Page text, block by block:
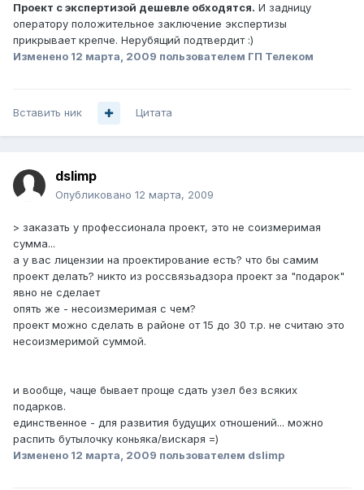
Проект с экспертизой дешевле обходятся. И задницу
оператору положительное заключение экспертизы
прикрывает крепче. Нерубящий подтвердит :)
Изменено 12 марта, 2009 пользователем ГП Телеком
Вставить ник Цитата
dslimp
Опубликовано 12 марта, 2009
> заказать у профессионала проект, это не соизмеримая
сумма...
а у вас лицензии на проектирование есть? что бы самим
проект делать? никто из россвязьадзора проект за "подарок"
явно не сделает
опять же - несоизмеримая с чем?
проект можно сделать в районе от 15 до 30 т.р. не считаю это
несоизмеримой суммой.
и вообще, чаще бывает проще сдать узел без всяких
подарков.
единственное - для развития будущих отношений... можно
распить бутылочку коньяка/вискаря =)
Изменено 12 марта, 2009 пользователем dslimp